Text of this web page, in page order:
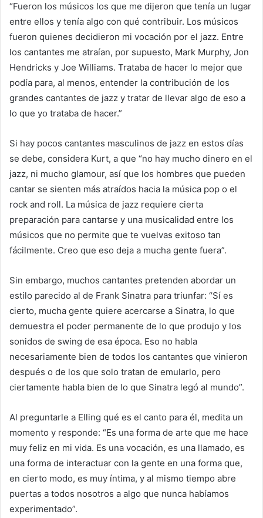
“Fueron los músicos los que me dijeron que tenía un lugar
entre ellos y tenía algo con qué contribuir. Los músicos
fueron quienes decidieron mi vocación por el jazz. Entre
los cantantes me atraían, por supuesto, Mark Murphy, Jon
Hendricks y Joe Williams. Trataba de hacer lo mejor que
podía para, al menos, entender la contribución de los
grandes cantantes de jazz y tratar de llevar algo de eso a
lo que yo trataba de hacer.”
Si hay pocos cantantes masculinos de jazz en estos días
se debe, considera Kurt, a que “no hay mucho dinero en el
jazz, ni mucho glamour, así que los hombres que pueden
cantar se sienten más atraídos hacia la música pop o el
rock and roll. La música de jazz requiere cierta
preparación para cantarse y una musicalidad entre los
músicos que no permite que te vuelvas exitoso tan
fácilmente. Creo que eso deja a mucha gente fuera”.
Sin embargo, muchos cantantes pretenden abordar un
estilo parecido al de Frank Sinatra para triunfar: “Sí es
cierto, mucha gente quiere acercarse a Sinatra, lo que
demuestra el poder permanente de lo que produjo y los
sonidos de swing de esa época. Eso no habla
necesariamente bien de todos los cantantes que vinieron
después o de los que solo tratan de emularlo, pero
ciertamente habla bien de lo que Sinatra legó al mundo”.
Al preguntarle a Elling qué es el canto para él, medita un
momento y responde: “Es una forma de arte que me hace
muy feliz en mi vida. Es una vocación, es una llamado, es
una forma de interactuar con la gente en una forma que,
en cierto modo, es muy íntima, y al mismo tiempo abre
puertas a todos nosotros a algo que nunca habíamos
experimentado”.